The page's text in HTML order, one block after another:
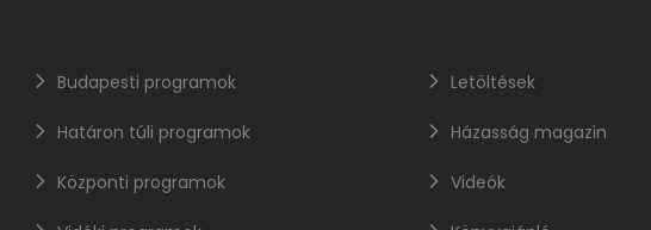
Budapesti programok
Határon túli programok
Központi programok
Letöltések
Házasság magazin
Videók